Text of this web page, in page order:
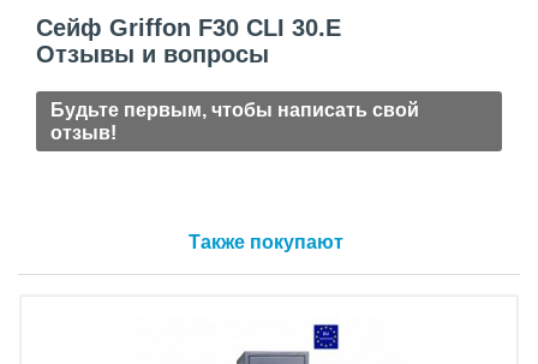
Сейф Griffon F30 CLI 30.E
Отзывы и вопросы
Будьте первым, чтобы написать свой
отзыв!
Также покупают